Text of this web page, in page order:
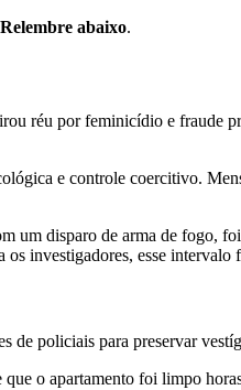
Relembre abaixo.
réu por feminicídio e fraude
e controle coercitivo.
um disparo de arma de fogo,
investigadores, esse
policiais para preservar
o apartamento foi limpo